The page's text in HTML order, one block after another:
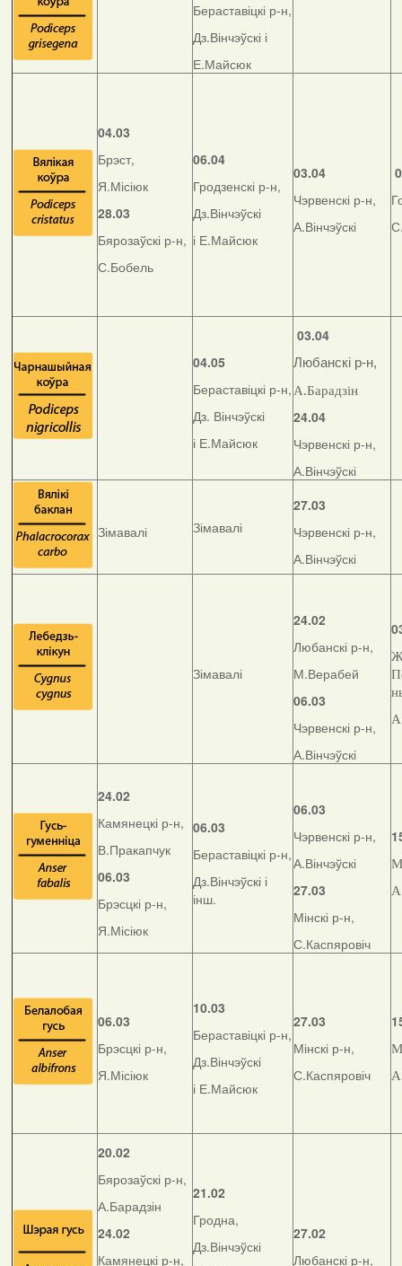
Бераставіцкі р-н,
Дз.Вінчэўскі і
Е.Майсюк
04.03
Брэст,
Я.Місіюк
28.03
Бярозаўскі р-н,
С.Бобель
06.04
Гродзенскі р-н,
Дз.Вінчэўскі
і Е.Майсюк
03.04
Чэрвенскі р-н,
А.Вінчэўскі
04.05
Бераставіцкі р-н,
Дз. Вінчэўскі
і Е.Майсюк
03.04
Любанскі р-н,
А.Барадзін
24.04
Чэрвенскі р-н,
А.Вінчэўскі
Зімавалі Зімавалі
27.03
Чэрвенскі р-н,
А.Вінчэўскі
Зімавалі
24.02
Любанскі р-н,
М.Верабей
06.03
Чэрвенскі р-н,
А.Вінчэўскі
24.02
Камянецкі р-н,
В.Пракапчук
06.03
Брэсцкі р-н,
Я.Місіюк
06.03
Бераставіцкі р-н,
Дз.Вінчэўскі і
інш.
06.03
Чэрвенскі р-н,
А.Вінчэўскі
27.03
Мінскі р-н,
С.Каспяровіч
06.03
Брэсцкі р-н,
Я.Місіюк
10.03
Бераставіцкі р-н,
Дз.Вінчэўскі
і Е.Майсюк
27.03
Мінскі р-н,
С.Каспяровіч
20.02
Бярозаўскі р-н,
А.Барадзін
24.02
Камянецкі р-н,
21.02
Гродна,
Дз.Вінчэўскі
27.02
Любанскі р-н,